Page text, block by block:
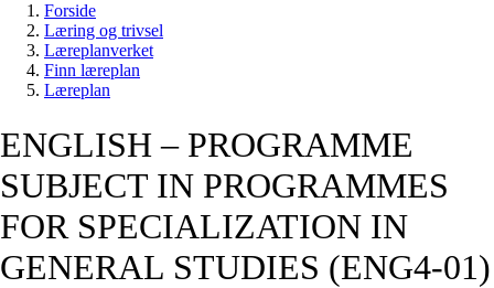
Forside
Læring og trivsel
Læreplanverket
Finn læreplan
Læreplan
ENGLISH – PROGRAMME
SUBJECT IN PROGRAMMES
FOR SPECIALIZATION IN
GENERAL STUDIES (ENG4-01)